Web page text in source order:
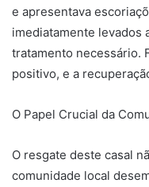
e apresentava
imediatamente levados
tratamento necessário.
positivo, e a
O Papel Crucial da
O resgate deste casal
comunidade local